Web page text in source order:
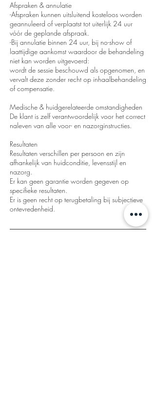
Afspraken & annulatie
-Afspraken kunnen uitsluitend kosteloos worden
geannuleerd of verplaatst tot uiterlijk 24 uur
vóór de geplande afspraak.
-Bij annulatie binnen 24 uur, bij no-show of
laattijdige aankomst waardoor de behandeling
niet kan worden uitgevoerd:
wordt de sessie beschouwd als opgenomen, en
vervalt deze zonder recht op inhaalbehandeling
of compensatie.
Medische & huidgerelateerde omstandigheden
De klant is zelf verantwoordelijk voor het correct
naleven van alle voor- en nazorginstructies.
Resultaten
Resultaten verschillen per persoon en zijn
afhankelijk van huidconditie, levensstijl en
nazorg.
Er kan geen garantie worden gegeven op
specifieke resultaten.
Er is geen recht op terugbetaling bij subjectieve
ontevredenheid.